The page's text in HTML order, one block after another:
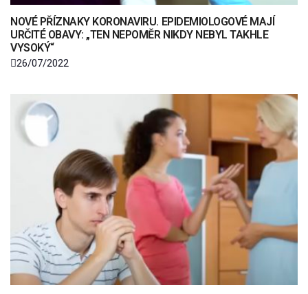
NOVÉ PŘÍZNAKY KORONAVIRU. EPIDEMIOLOGOVÉ MAJÍ
URČITÉ OBAVY: „TEN NEPOMĚR NIKDY NEBYL TAKHLE
VYSOKÝ“
26/07/2022